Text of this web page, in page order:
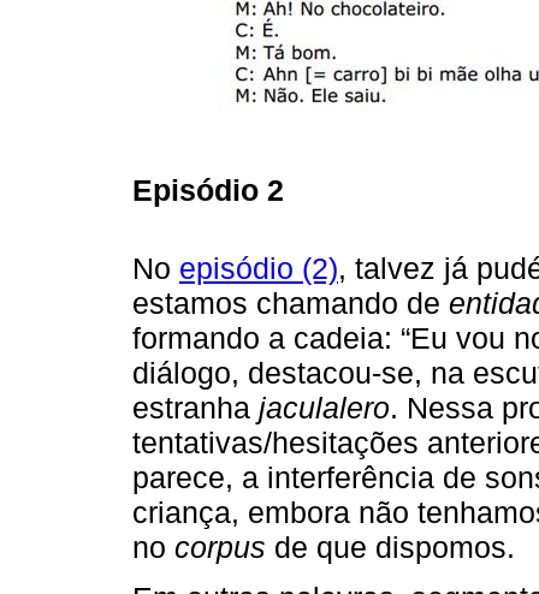
Episódio 2
No episódio (2), talvez já
estamos chamando de
formando a cadeia: “Eu vou
diálogo, destacou-se, na
estranha jaculalero. Nessa
tentativas/hesitações
parece, a interferência de
criança, embora não
no corpus de que dispomos.